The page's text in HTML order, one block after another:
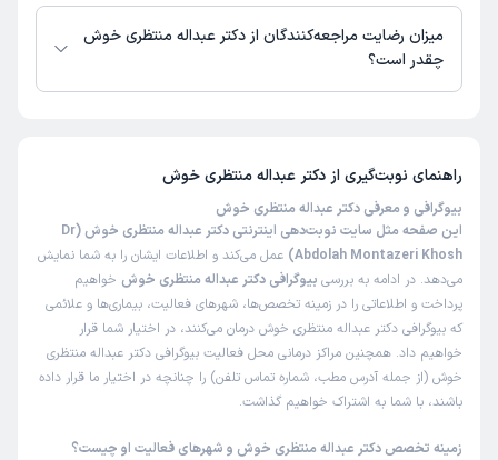
میزان رضایت مراجعه‌کنندگان از دکتر عبداله منتظری خوش
چقدر است؟
راهنمای نوبت‌گیری از دکتر عبداله منتظری خوش
بیوگرافی و معرفی دکتر عبداله منتظری خوش
این صفحه مثل سایت نوبت‌دهی اینترنتی دکتر عبداله منتظری خوش (Dr
Abdolah Montazeri Khosh) عمل می‌کند و اطلاعات ایشان را به شما نمایش
می‌دهد. در ادامه به بررسی بیوگرافی دکتر عبداله منتظری خوش خواهیم
پرداخت و اطلاعاتی را در زمینه تخصص‌ها، شهرهای فعالیت، بیماری‌ها و علائمی
که بیوگرافی دکتر عبداله منتظری خوش درمان می‌کنند، در اختیار شما قرار
خواهیم داد. همچنین مراکز درمانی محل فعالیت بیوگرافی دکتر عبداله منتظری
خوش (از جمله آدرس مطب، شماره تماس تلفن) را چنانچه در اختیار ما قرار داده
باشند، با شما به اشتراک خواهیم گذاشت.
زمینه تخصص دکتر عبداله منتظری خوش و شهرهای فعالیت او چیست؟